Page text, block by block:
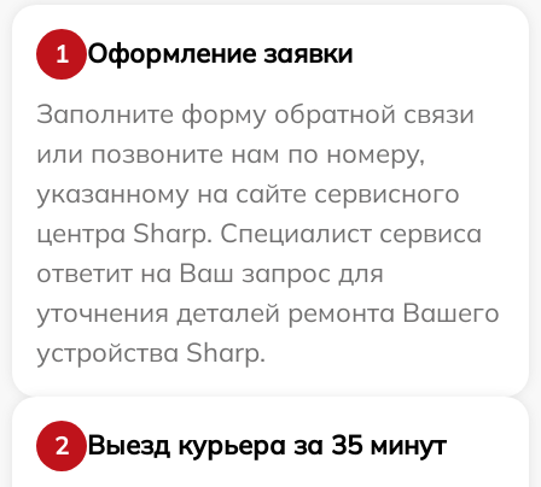
1
Оформление заявки
Заполните форму обратной связи
или позвоните нам по номеру,
указанному на сайте сервисного
центра Sharp. Специалист сервиса
ответит на Ваш запрос для
уточнения деталей ремонта Вашего
устройства Sharp.
2 Выезд курьера за 35 минут